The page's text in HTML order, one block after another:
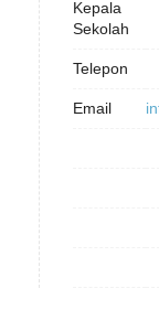
Kepala
Sekolah
Telepon
Email